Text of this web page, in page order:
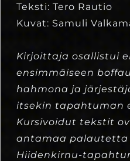
Teksti: Tero Rautio
Kuvat: Samuli
Kirjoittaja osallistui
ensimmäiseen
hahmona ja
itsekin tapahtuman
Kursivoidut tekstit
antamaa palautetta
Hiidenkirnu-